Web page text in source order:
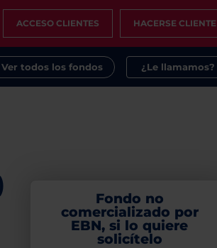
ACCESO CLIENTES HACERSE CLIENTE
Ver todos los fondos ¿Le llamamos?
Fondo no
comercializado por
EBN, si lo quiere
solicítelo